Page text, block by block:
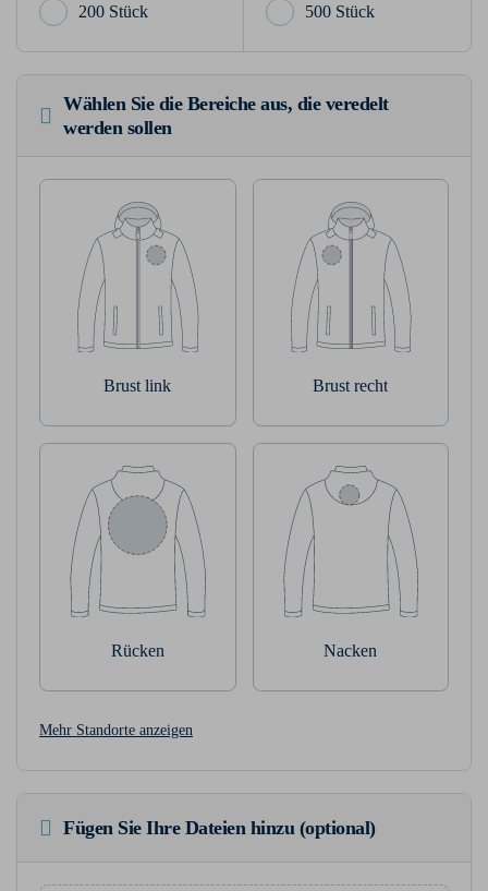
200 Stück 500 Stück
Wählen Sie die Bereiche aus, die veredelt
werden sollen
Brust link Brust recht
Rücken Nacken
Mehr Standorte anzeigen
Fügen Sie Ihre Dateien hinzu (optional)